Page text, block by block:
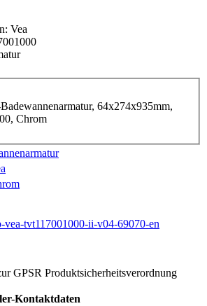
Vea
64x274x935mm,
Chrom
vea-tvt117001000-ii-v04-69070-en
GPSR Produktsicherheitsverordnung
Kontaktdaten